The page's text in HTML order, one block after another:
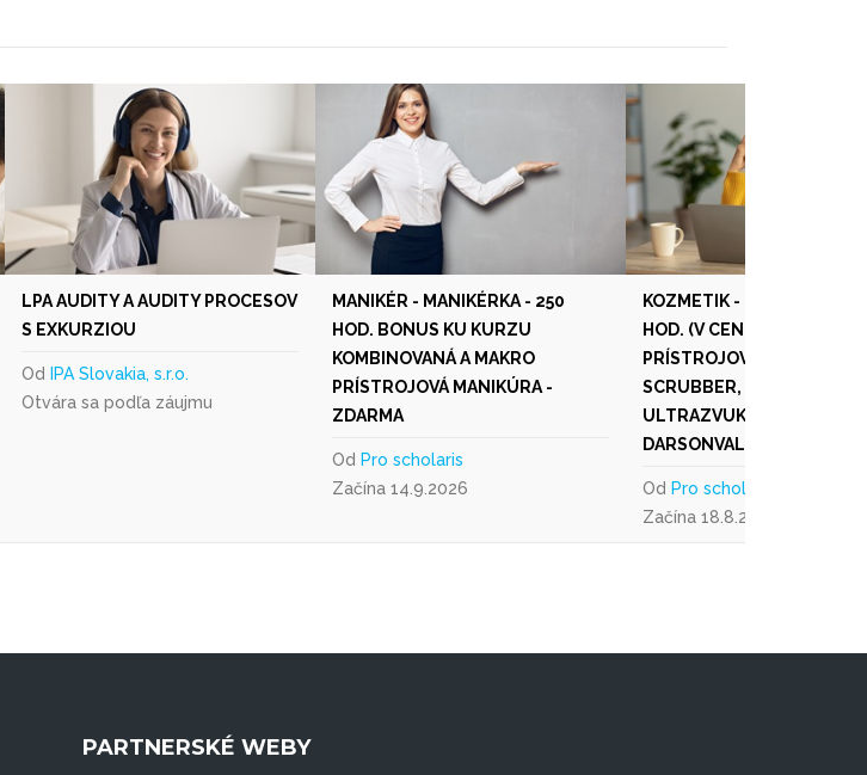
LPA AUDITY A AUDITY PROCESOV
S EXKURZIOU
Od IPA Slovakia, s.r.o.
Otvára sa podľa záujmu
MANIKÉR - MANIKÉRKA - 250
HOD. BONUS KU KURZU
KOMBINOVANÁ A MAKRO
PRÍSTROJOVÁ MANIKÚRA -
ZDARMA
Od Pro scholaris
Začína 14.9.2026
KOZMETIK - KOZMETIČKA
HOD. (V CENE KURZU
PRÍSTROJOVÉ OŠETRENIA
SCRUBBER, OŠETRENIE
ULTRAZVUKOM,
DARSONVALIZÁCIA)
Od Pro scholaris
Začína 18.8.2026
PARTNERSKÉ WEBY